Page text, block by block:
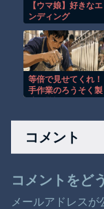
【ウマ娘】好きなエ
ンディング
等倍で見せてくれ！
手作業のろうそく製
コメント
コメントをど
メールアドレスが